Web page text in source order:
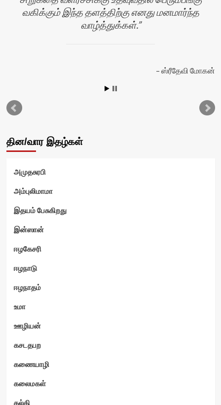
வகிக்கும் இந்த தளத்திற்கு எனது மனமார்ந்த
வாழ்த்துக்கள்.
ஸ்ரீதேவி மோகன்
தின/வார இதழ்கள்
அமுதசுரபி
அம்புலிமாமா
இதயம் பேசுகிறது
இன்ஸான்
ஈழகேசரி
ஈழநாடு
ஈழநாதம்
உமா
ஊழியன்
கசடதபற
கணையாழி
கலைமகள்
கல்கி